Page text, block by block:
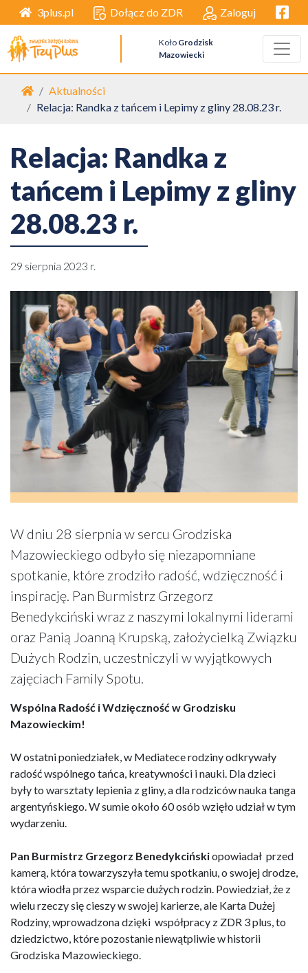
3plus.pl Dołącz do ZDR Zaloguj
Koło Grodzisk
Mazowiecki
Strona główna
Aktualności
Relacja: Randka z tańcem i Lepimy z gliny 28.08.23 r.
Relacja: Randka z
tańcem i Lepimy z gliny
28.08.23 r.
29 sierpnia 2023 r.
W dniu 28 sierpnia w sercu Grodziska
Mazowieckiego odbyło się niezapomniane
spotkanie, które zrodziło radość, wdzięczność i
inspirację. Pan Burmistrz Grzegorz
Benedykciński wraz z naszymi lokalnymi liderami
oraz Panią Joanną Krupską, założycielką Związku
Dużych Rodzin, uczestniczyli w wyjątkowych
zajęciach Family Spotu.
Wspólna Radość i Wdzięczność w Grodzisku
Mazowieckim!
W ostatni poniedziałek, w Mediatece rodziny odkrywały
radość wspólnego tańca, kreatywności i nauki. Dla dzieci
były to warsztaty lepienia z gliny, a dla rodziców nauka tanga
argentyńskiego. W sumie około 60 osób wzięło udział w tym
wydarzeniu.
Pan Burmistrz Grzegorz Benedykcińskiopowiadał przed
kamerą, która towarzyszyła temu spotkaniu, o swojej drodze,
która wiodła przez wsparcie dużych rodzin. Powiedział, że z
wielu rzeczy się cieszy w swojej karierze, ale Karta Dużej
Rodziny, wprowadzona dzięki współpracy z ZDR 3 plus, to
dziedzictwo, które pozostanie niewątpliwie w historii
Grodziska Mazowieckiego.